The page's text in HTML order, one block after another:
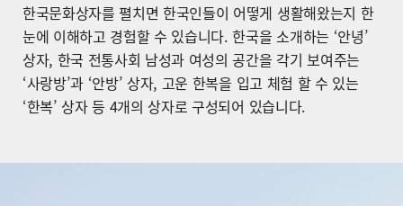
한국문화상자를 펼치면 한국인들이 어떻게 생활해왔는지 한
눈에 이해하고 경험할 수 있습니다. 한국을 소개하는 ‘안녕’
상자, 한국 전통사회 남성과 여성의 공간을 각기 보여주는
‘사랑방’과 ‘안방’ 상자, 고운 한복을 입고 체험 할 수 있는
‘한복’ 상자 등 4개의 상자로 구성되어 있습니다.